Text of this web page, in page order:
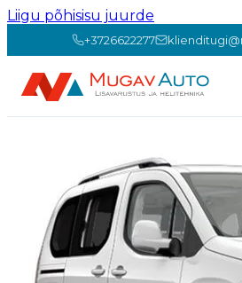
Liigu põhisisu juurde
+3726622277